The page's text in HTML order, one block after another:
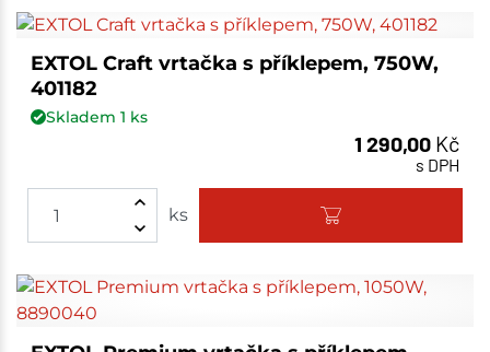
EXTOL Craft vrtačka s příklepem, 750W,
401182
Skladem 1 ks
1 290,00 Kč
s DPH
ks